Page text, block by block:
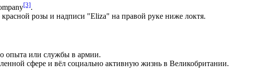
[3].
розы и надписи "Eliza" на правой руке ниже локтя.
опыта или службы в армии.
сфере и вёл социально активную жизнь в Великобритании.